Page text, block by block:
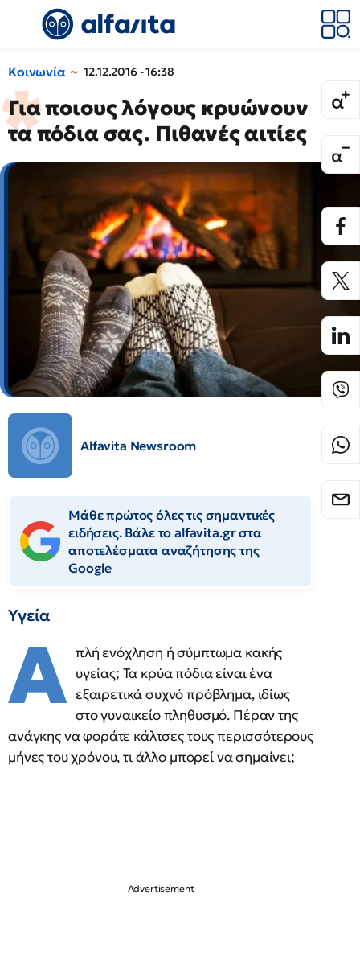
Κοινωνία 12.12.2016 - 16:38
Για ποιους λόγους κρυώνουν
τα πόδια σας. Πιθανές αιτίες
Alfavita Newsroom
Μάθε πρώτος όλες τις σημαντικές
ειδήσεις. Βάλε το alfavita.gr στα
αποτελέσματα αναζήτησης της
Google
Υγεία
Α πλή ενόχληση ή σύμπτωμα κακής
υγείας; Τα κρύα πόδια είναι ένα
εξαιρετικά συχνό πρόβλημα, ιδίως
στο γυναικείο πληθυσμό. Πέραν της
ανάγκης να φοράτε κάλτσες τους περισσότερους
μήνες του χρόνου, τι άλλο μπορεί να σημαίνει;